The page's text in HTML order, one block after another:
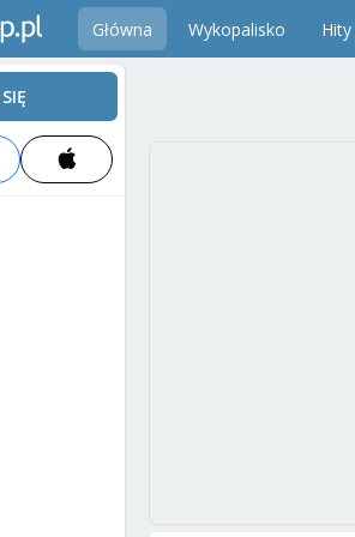
Główna Wykopalisko Hity